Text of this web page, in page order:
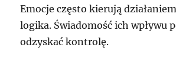
Emocje często kierują
logika. Świadomość ich wpływu
odzyskać kontrolę.